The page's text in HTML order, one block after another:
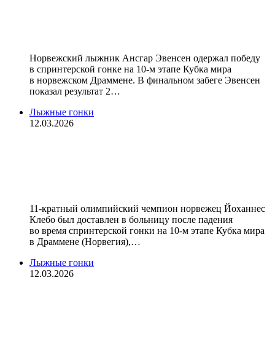
Норвежский лыжник Ансгар Эвенсен одержал победу
в спринтерской гонке на 10‑м этапе Кубка мира
в норвежском Драммене. В финальном забеге Эвенсен
показал результат 2…
Лыжные гонки
12.03.2026
11‑кратный олимпийский чемпион норвежец Йоханнес
Клебо был доставлен в больницу после падения
во время спринтерской гонки на 10‑м этапе Кубка мира
в Драммене (Норвегия),…
Лыжные гонки
12.03.2026